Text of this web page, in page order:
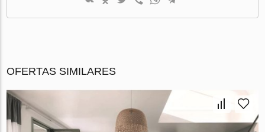
OFERTAS SIMILARES